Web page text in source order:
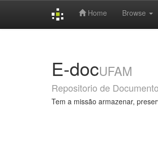
Home Browse
E-docUFAM
Repositorio de
Tem a missão armazenar,